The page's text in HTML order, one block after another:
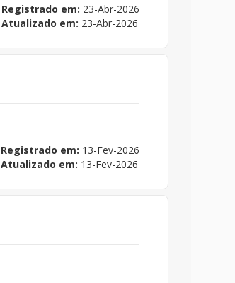
Registrado em: 23-Abr-2026
Atualizado em: 23-Abr-2026
Registrado em: 13-Fev-2026
Atualizado em: 13-Fev-2026